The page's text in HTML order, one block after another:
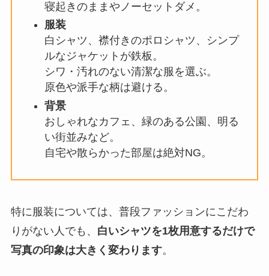
寝起きのままやノーセットダメ。
服装
白シャツ、襟付きのポロシャツ、シンプ
ルなジャケットが鉄板。
シワ・汚れのない清潔な服を選ぶ。
原色や派手な柄は避ける。
背景
おしゃれなカフェ、緑のある公園、明る
い街並みなど。
自宅や散らかった部屋は絶対NG。
特に服装については、普段ファッションにこだわ
りがない人でも、 白いシャツを1枚用意するだけで
写真の印象は大きく変わります。